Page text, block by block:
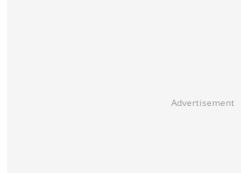
Advertisement